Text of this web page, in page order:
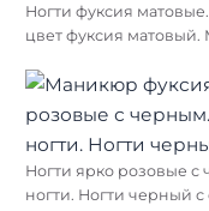
Ногти фуксия
цвет фуксия
Ногти ярко розовые
ногти. Ногти черный